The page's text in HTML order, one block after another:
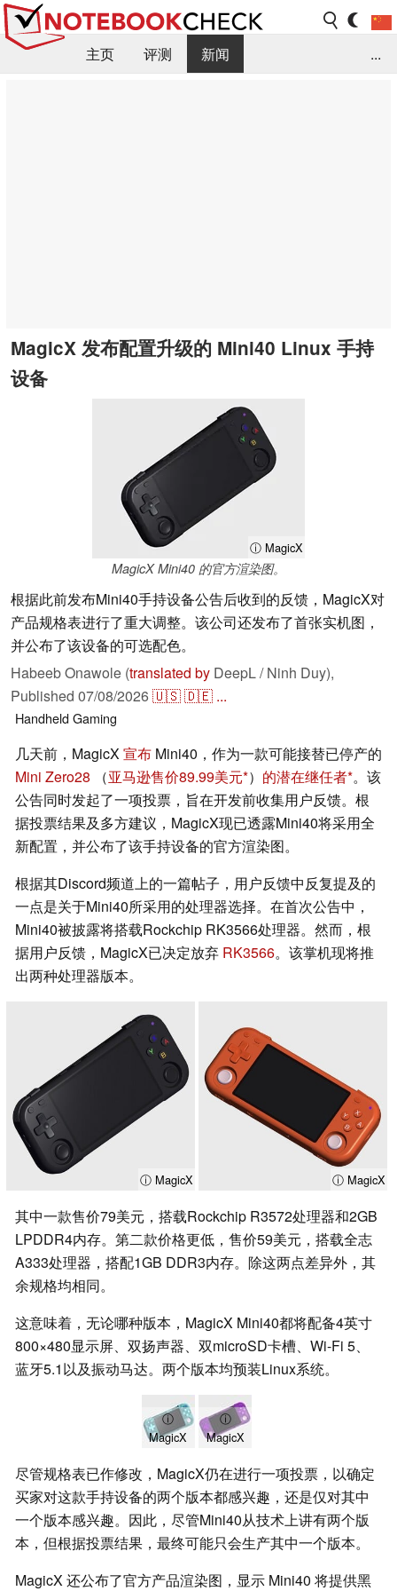
主页 评测
新闻
...
MagicX 发布配置升级的 Mini40 Linux 手持
设备
ⓘ MagicX
MagicX Mini40 的官方渲染图。
根据此前发布Mini40手持设备公告后收到的反馈，MagicX对
产品规格表进行了重大调整。该公司还发布了首张实机图，
并公布了该设备的可选配色。
Habeeb Onawole (translated by DeepL / Ninh Duy),
Published 07/08/2026🇺🇸🇩🇪 ...
HandheldGaming
几天前，MagicX宣布 Mini40，作为一款可能接替已停产的
Mini Zero28 （亚马逊售价89.99美元 ） 的潜在继任者 。该
公告同时发起了一项投票，旨在开发前收集用户反馈。根
据投票结果及多方建议，MagicX现已透露Mini40将采用全
新配置，并公布了该手持设备的官方渲染图。
根据其Discord频道上的一篇帖子，用户反馈中反复提及的
一点是关于Mini40所采用的处理器选择。在首次公告中，
Mini40被披露将搭载Rockchip RK3566处理器。然而，根
据用户反馈，MagicX已决定放弃 RK3566。该掌机现将推
出两种处理器版本。
ⓘ MagicX ⓘ MagicX
其中一款售价79美元，搭载Rockchip R3572处理器和2GB
LPDDR4内存。第二款价格更低，售价59美元，搭载全志
A333处理器，搭配1GB DDR3内存。除这两点差异外，其
余规格均相同。
这意味着，无论哪种版本，MagicX Mini40都将配备4英寸
800×480显示屏、双扬声器、双microSD卡槽、Wi-Fi 5、
蓝牙5.1以及振动马达。两个版本均预装Linux系统。
ⓘ
MagicX
ⓘ
MagicX
尽管规格表已作修改，MagicX仍在进行一项投票，以确定
买家对这款手持设备的两个版本都感兴趣，还是仅对其中
一个版本感兴趣。因此，尽管Mini40从技术上讲有两个版
本，但根据投票结果，最终可能只会生产其中一个版本。
MagicX 还公布了官方产品渲染图，显示 Mini40 将提供黑